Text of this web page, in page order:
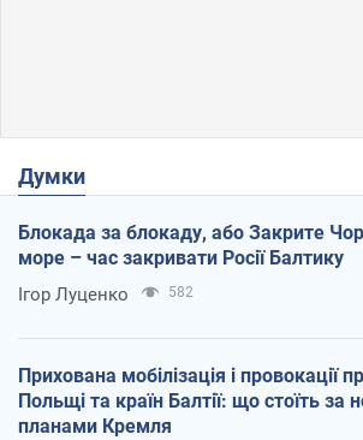
Думки
Блокада за блокаду, або Закрите
море – час закривати Росії Балтику
Ігор Луценко 582
Прихована мобілізація і провокації
Польщі та країн Балтії: що стоїть за
планами Кремля